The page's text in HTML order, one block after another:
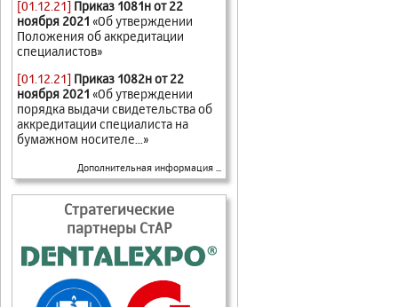
[01.12.21] Приказ 1081н от 22
ноября 2021 «Об утверждении
Положения об аккредитации
специалистов»
[01.12.21] Приказ 1082н от 22
ноября 2021 «Об утверждении
порядка выдачи свидетельства об
аккредитации специалиста на
бумажном носителе...»
Дополнительная информация ...
Стратегические
партнеры СтАР